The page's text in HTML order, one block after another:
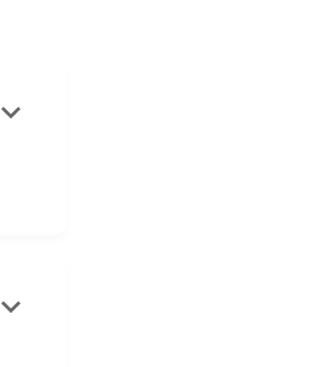
keyboard_arrow_down
keyboard_arrow_down